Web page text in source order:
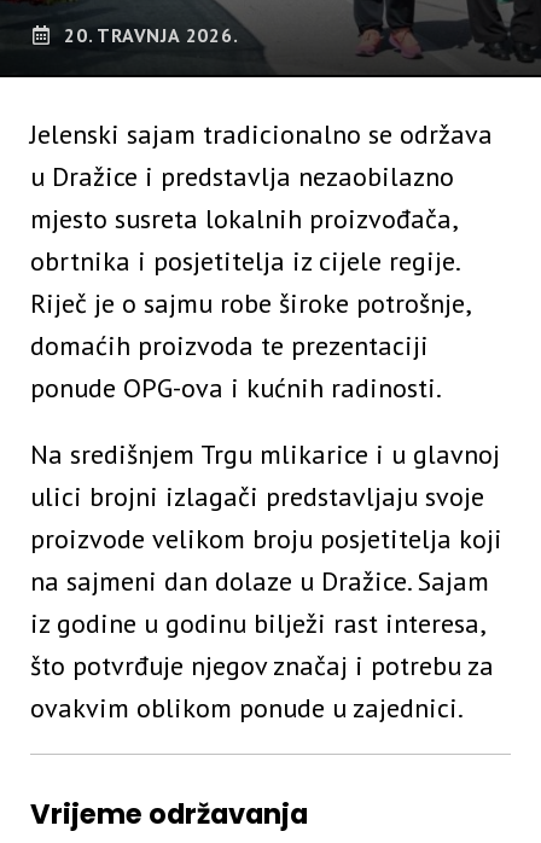
20. TRAVNJA 2026.
Jelenski sajam tradicionalno se održava
u Dražice i predstavlja nezaobilazno
mjesto susreta lokalnih proizvođača,
obrtnika i posjetitelja iz cijele regije.
Riječ je o sajmu robe široke potrošnje,
domaćih proizvoda te prezentaciji
ponude OPG-ova i kućnih radinosti.
Na središnjem Trgu mlikarice i u glavnoj
ulici brojni izlagači predstavljaju svoje
proizvode velikom broju posjetitelja koji
na sajmeni dan dolaze u Dražice. Sajam
iz godine u godinu bilježi rast interesa,
što potvrđuje njegov značaj i potrebu za
ovakvim oblikom ponude u zajednici.
Vrijeme održavanja